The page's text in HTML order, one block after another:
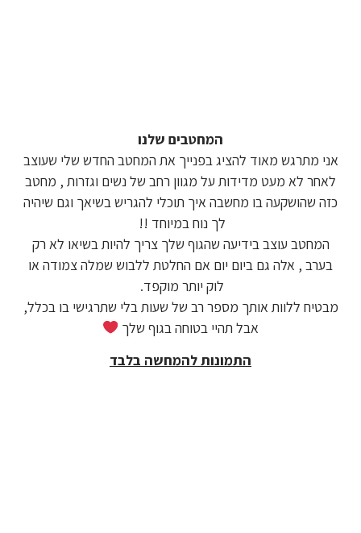
המחטבים שלנו
אני מתרגש מאוד להציג בפנייך את המחטב החדש שלי שעוצב
לאחר לא מעט מדידות על מגוון רחב של נשים וגזרות , מחטב
כזה שהושקעה בו מחשבה איך תוכלי להגריש בשיאך וגם שיהיה
לך נוח במיוחד !!
המחטב עוצב בידיעה שהגוף שלך צריך להיות בשיאו לא רק
בערב , אלה גם ביום יום אם החלטת ללבוש שמלה צמודה או
לוק יותר מוקפד.
מבטיח ללוות אותך מספר רב של שעות בלי שתרגישי בו בכלל,
אבל תהיי בטוחה בגוף שלך
התמונות להמחשה בלבד